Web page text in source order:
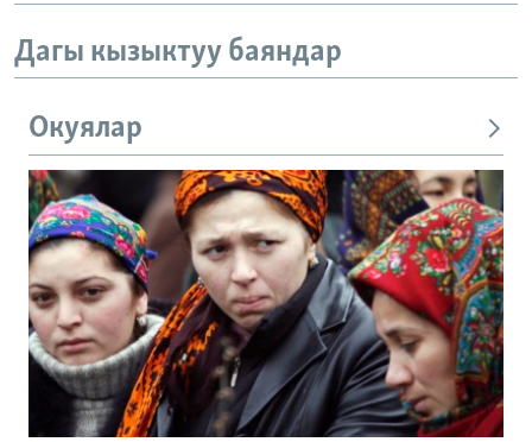
Дагы кызыктуу баяндар
Окуялар